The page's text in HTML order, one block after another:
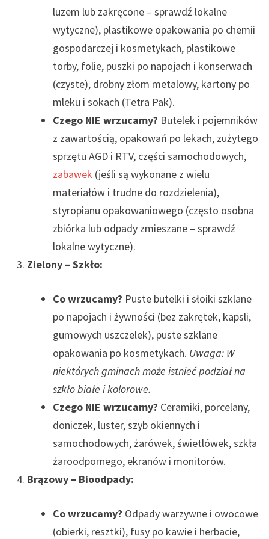
luzem lub zakręcone – sprawdź lokalne
wytyczne), plastikowe opakowania po chemii
gospodarczej i kosmetykach, plastikowe
torby, folie, puszki po napojach i konserwach
(czyste), drobny złom metalowy, kartony po
mleku i sokach (Tetra Pak).
Czego NIE wrzucamy? Butelek i pojemników
z zawartością, opakowań po lekach, zużytego
sprzętu AGD i RTV, części samochodowych,
zabawek (jeśli są wykonane z wielu
materiałów i trudne do rozdzielenia),
styropianu opakowaniowego (często osobna
zbiórka lub odpady zmieszane – sprawdź
lokalne wytyczne).
Zielony – Szkło:
Co wrzucamy? Puste butelki i słoiki szklane
po napojach i żywności (bez zakrętek, kapsli,
gumowych uszczelek), puste szklane
opakowania po kosmetykach. Uwaga: W
niektórych gminach może istnieć podział na
szkło białe i kolorowe.
Czego NIE wrzucamy? Ceramiki, porcelany,
doniczek, luster, szyb okiennych i
samochodowych, żarówek, świetlówek, szkła
żaroodpornego, ekranów i monitorów.
Brązowy – Bioodpady:
Co wrzucamy? Odpady warzywne i owocowe
(obierki, resztki), fusy po kawie i herbacie,